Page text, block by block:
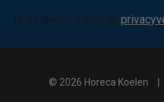
Ik ga akkoord met de
© 2026 Horeca Koelen